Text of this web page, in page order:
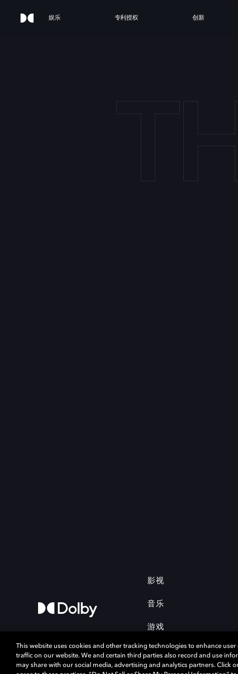
娱乐 专利授权 创新
影视
音乐
游戏
This website uses cookies and other tracking technologies to enhance
traffic on our website. We and certain third parties also record and use
may share with our social media, advertising and analytics partners. Click